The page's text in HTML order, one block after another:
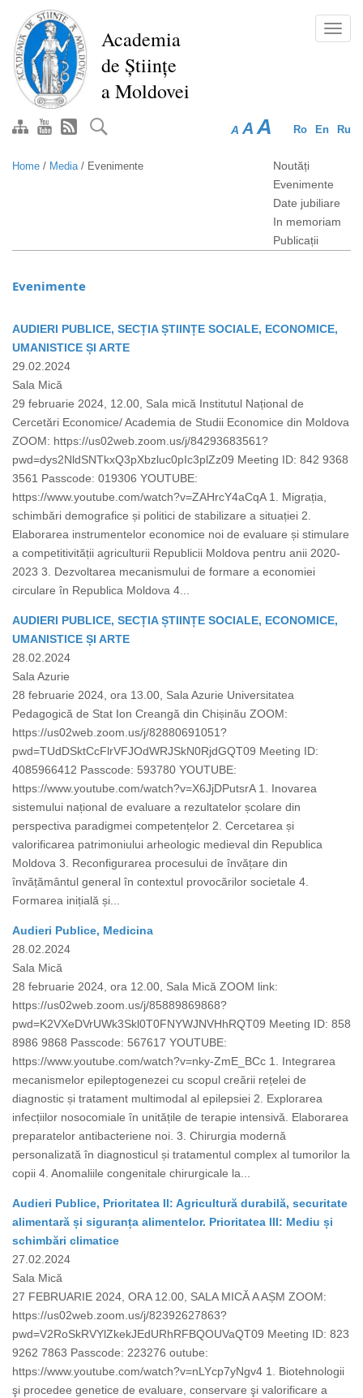
main
content
Academia
de Științe
a Moldovei
Ro En Ru
A A A
Home / Media/ Evenimente
Noutăți
Evenimente
Date jubiliare
In memoriam
Publicații
Evenimente
AUDIERI PUBLICE, SECȚIA ȘTIINȚE SOCIALE, ECONOMICE,
UMANISTICE ȘI ARTE
29.02.2024
Sala Mică
29 februarie 2024, 12.00, Sala mică Institutul Național de
Cercetări Economice/ Academia de Studii Economice din Moldova
ZOOM: https://us02web.zoom.us/j/84293683561?
pwd=dys2NldSNTkxQ3pXbzluc0pIc3plZz09 Meeting ID: 842 9368
3561 Passcode: 019306 YOUTUBE:
https://www.youtube.com/watch?v=ZAHrcY4aCqA 1. Migrația,
schimbări demografice și politici de stabilizare a situației 2.
Elaborarea instrumentelor economice noi de evaluare și stimulare
a competitivității agriculturii Republicii Moldova pentru anii 2020-
2023 3. Dezvoltarea mecanismului de formare a economiei
circulare în Republica Moldova 4...
AUDIERI PUBLICE, SECȚIA ȘTIINȚE SOCIALE, ECONOMICE,
UMANISTICE ȘI ARTE
28.02.2024
Sala Azurie
28 februarie 2024, ora 13.00, Sala Azurie Universitatea
Pedagogică de Stat Ion Creangă din Chișinău ZOOM:
https://us02web.zoom.us/j/82880691051?
pwd=TUdDSktCcFlrVFJOdWRJSkN0RjdGQT09 Meeting ID:
4085966412 Passcode: 593780 YOUTUBE:
https://www.youtube.com/watch?v=X6JjDPutsrA 1. Inovarea
sistemului național de evaluare a rezultatelor școlare din
perspectiva paradigmei competențelor 2. Cercetarea și
valorificarea patrimoniului arheologic medieval din Republica
Moldova 3. Reconfigurarea procesului de învățare din
învățământul general în contextul provocărilor societale 4.
Formarea inițială și...
Audieri Publice, Medicina
28.02.2024
Sala Mică
28 februarie 2024, ora 12.00, Sala Mică ZOOM link:
https://us02web.zoom.us/j/85889869868?
pwd=K2VXeDVrUWk3Skl0T0FNYWJNVHhRQT09 Meeting ID: 858
8986 9868 Passcode: 567617 YOUTUBE:
https://www.youtube.com/watch?v=nky-ZmE_BCc 1. Integrarea
mecanismelor epileptogenezei cu scopul creării rețelei de
diagnostic și tratament multimodal al epilepsiei 2. Explorarea
infecțiilor nosocomiale în unitățile de terapie intensivă. Elaborarea
preparatelor antibacteriene noi. 3. Chirurgia modernă
personalizată în diagnosticul și tratamentul complex al tumorilor la
copii 4. Anomaliile congenitale chirurgicale la...
Audieri Publice, Prioritatea II: Agricultură durabilă, securitate
alimentară și siguranța alimentelor. Prioritatea III: Mediu și
schimbări climatice
27.02.2024
Sala Mică
27 FEBRUARIE 2024, ORA 12.00, SALA MICĂ A AȘM ZOOM:
https://us02web.zoom.us/j/82392627863?
pwd=V2RoSkRVYlZkekJEdURhRFBQOUVaQT09 Meeting ID: 823
9262 7863 Passcode: 223276 outube:
https://www.youtube.com/watch?v=nLYcp7yNgv4 1. Biotehnologii
şi procedee genetice de evaluare, conservare şi valorificare a